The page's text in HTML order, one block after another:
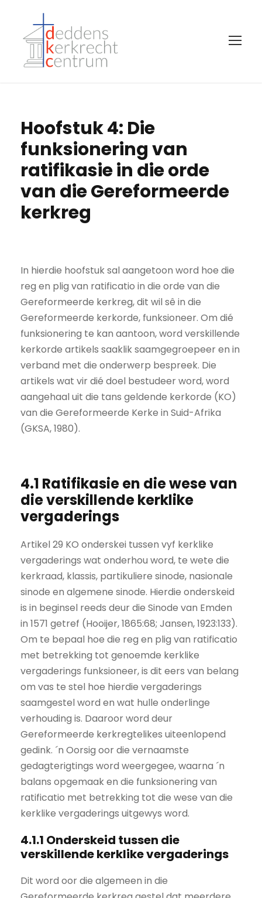
Hoofstuk 4: Die
funksionering van
ratifikasie in die orde
van die Gereformeerde
kerkreg
In hierdie hoofstuk sal aangetoon word hoe die
reg en plig van ratificatio in die orde van die
Gereformeerde kerkreg, dit wil sê in die
Gereformeerde kerkorde, funksioneer. Om dié
funksionering te kan aantoon, word verskillende
kerkorde artikels saaklik saamgegroepeer en in
verband met die onderwerp bespreek. Die
artikels wat vir dié doel bestudeer word, word
aangehaal uit die tans geldende kerkorde (KO)
van die Gereformeerde Kerke in Suid-Afrika
(GKSA, 1980).
4.1 Ratifikasie en die wese van
die verskillende kerklike
vergaderings
Artikel 29 KO onderskei tussen vyf kerklike
vergaderings wat onderhou word, te wete die
kerkraad, klassis, partikuliere sinode, nasionale
sinode en algemene sinode. Hierdie onderskeid
is in beginsel reeds deur die Sinode van Emden
in 1571 getref (Hooijer, 1865:68; Jansen, 1923:133).
Om te bepaal hoe die reg en plig van ratificatio
met betrekking tot genoemde kerklike
vergaderings funksioneer, is dit eers van belang
om vas te stel hoe hierdie vergaderings
saamgestel word en wat hulle onderlinge
verhouding is. Daaroor word deur
Gereformeerde kerkregtelikes uiteenlopend
gedink. ´n Oorsig oor die vernaamste
gedagterigtings word weergegee, waarna ´n
balans opgemaak en die funksionering van
ratificatio met betrekking tot die wese van die
kerklike vergaderings uitgewys word.
4.1.1 Onderskeid tussen die
verskillende kerklike vergaderings
Dit word oor die algemeen in die